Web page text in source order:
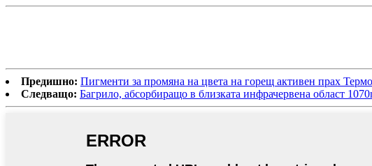
Предишно: Пигменти за промяна на цвета на горещ активен прах
Следващо: Багрило, абсорбиращо в близката инфрачервена област